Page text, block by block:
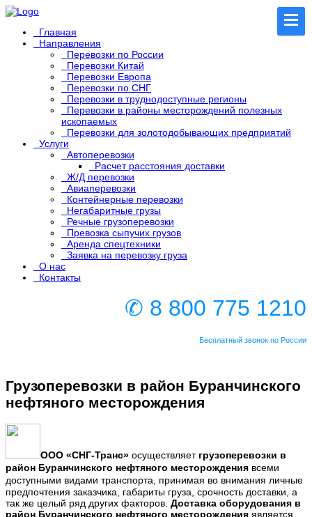
Главная
Направления
Перевозки по России
Перевозки Китай
Перевозки Европа
Перевозки по СНГ
Перевозки в труднодоступные регионы
Перевозки в районы месторождений полезных
ископаемых
Перевозки для золотодобывающих предприятий
Услуги
Автоперевозки
Расчет расстояния доставки
Ж/Д перевозки
Авиаперевозки
Контейнерные перевозки
Негабаритные грузы
Речные грузоперевозки
Превозка сыпучих грузов
Аренда спецтехники
Заявка на перевозку груза
О нас
Контакты
✆ 8 800 775 1210
Бесплатный звонок по России
Грузоперевозки в район Буранчинского
нефтяного месторождения
ООО «СНГ-Транс» осуществляет грузоперевозки в
район Буранчинского нефтяного месторождения всеми
доступными видами транспорта, принимая во внимания личные
предпочтения заказчика, габариты груза, срочность доставки, а
так же целый ряд других факторов. Доставка оборудования в
район Буранчинского нефтяного месторождения является